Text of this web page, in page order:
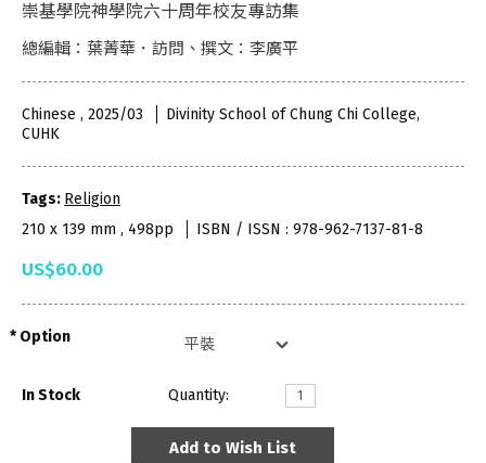
崇基學院神學院六十周年校友專訪集
總編輯：葉菁華．訪問、撰文：李廣平
Chinese , 2025/03
Divinity School of Chung Chi College,
CUHK
Tags: Religion
210 x 139 mm , 498pp
ISBN / ISSN : 978-962-7137-81-8
US$60.00
Option
In Stock Quantity:
Add to Wish List